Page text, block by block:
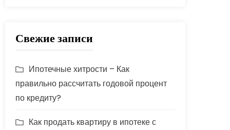
Свежие записи
Ипотечные хитрости – Как
правильно рассчитать годовой процент
по кредиту?
Как продать квартиру в ипотеке с